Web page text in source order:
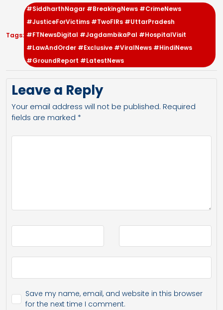
Tags:
#SiddharthNagar #BreakingNews #CrimeNews
#JusticeForVictims #TwoFIRs #UttarPradesh
#FTNewsDigital #JagdambikaPal #HospitalVisit
#LawAndOrder #Exclusive #ViralNews #HindiNews
#GroundReport #LatestNews
Leave a Reply
Your email address will not be published. Required
fields are marked *
Save my name, email, and website in this browser
for the next time I comment.